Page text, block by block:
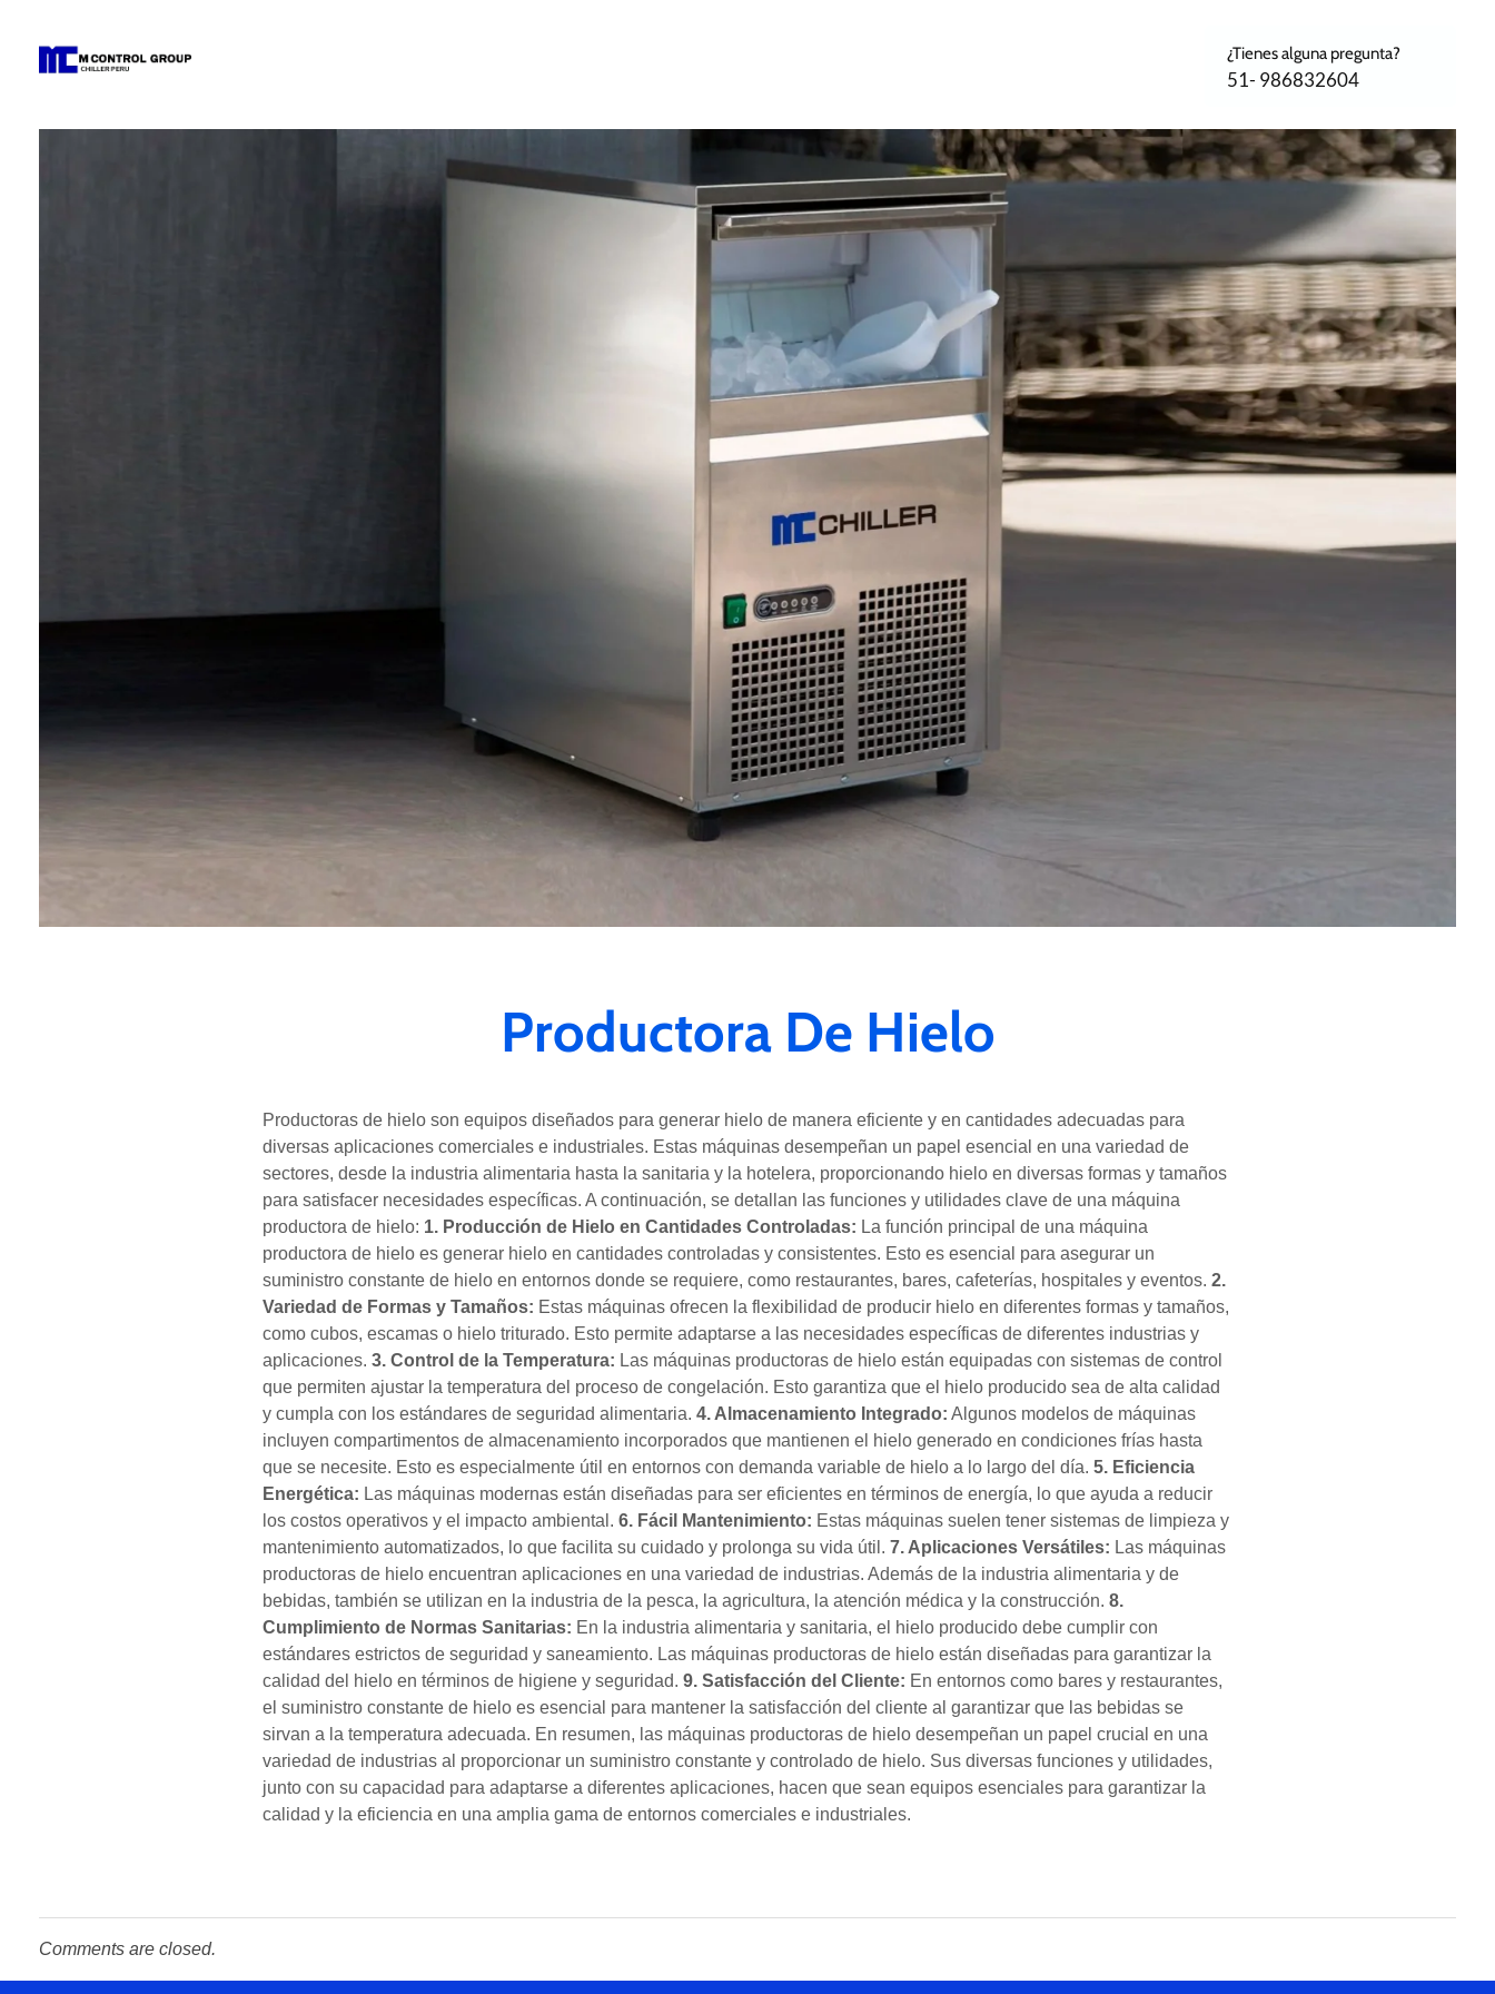
¿Tienes alguna pregunta?
51- 986832604
Productora De Hielo
Productoras de hielo son equipos diseñados para generar hielo de manera eficiente y en cantidades adecuadas para
diversas aplicaciones comerciales e industriales. Estas máquinas desempeñan un papel esencial en una variedad de
sectores, desde la industria alimentaria hasta la sanitaria y la hotelera, proporcionando hielo en diversas formas y tamaños
para satisfacer necesidades específicas. A continuación, se detallan las funciones y utilidades clave de una máquina
productora de hielo: 1. Producción de Hielo en Cantidades Controladas: La función principal de una máquina
productora de hielo es generar hielo en cantidades controladas y consistentes. Esto es esencial para asegurar un
suministro constante de hielo en entornos donde se requiere, como restaurantes, bares, cafeterías, hospitales y eventos.2.
Variedad de Formas y Tamaños: Estas máquinas ofrecen la flexibilidad de producir hielo en diferentes formas y tamaños,
como cubos, escamas o hielo triturado. Esto permite adaptarse a las necesidades específicas de diferentes industrias y
aplicaciones.3. Control de la Temperatura: Las máquinas productoras de hielo están equipadas con sistemas de control
que permiten ajustar la temperatura del proceso de congelación. Esto garantiza que el hielo producido sea de alta calidad
y cumpla con los estándares de seguridad alimentaria.4. Almacenamiento Integrado: Algunos modelos de máquinas
incluyen compartimentos de almacenamiento incorporados que mantienen el hielo generado en condiciones frías hasta
que se necesite. Esto es especialmente útil en entornos con demanda variable de hielo a lo largo del día.5. Eficiencia
Energética: Las máquinas modernas están diseñadas para ser eficientes en términos de energía, lo que ayuda a reducir
los costos operativos y el impacto ambiental.6. Fácil Mantenimiento: Estas máquinas suelen tener sistemas de limpieza y
mantenimiento automatizados, lo que facilita su cuidado y prolonga su vida útil.7. Aplicaciones Versátiles: Las máquinas
productoras de hielo encuentran aplicaciones en una variedad de industrias. Además de la industria alimentaria y de
bebidas, también se utilizan en la industria de la pesca, la agricultura, la atención médica y la construcción.8.
Cumplimiento de Normas Sanitarias: En la industria alimentaria y sanitaria, el hielo producido debe cumplir con
estándares estrictos de seguridad y saneamiento. Las máquinas productoras de hielo están diseñadas para garantizar la
calidad del hielo en términos de higiene y seguridad.9. Satisfacción del Cliente: En entornos como bares y restaurantes,
el suministro constante de hielo es esencial para mantener la satisfacción del cliente al garantizar que las bebidas se
sirvan a la temperatura adecuada. En resumen, las máquinas productoras de hielo desempeñan un papel crucial en una
variedad de industrias al proporcionar un suministro constante y controlado de hielo. Sus diversas funciones y utilidades,
junto con su capacidad para adaptarse a diferentes aplicaciones, hacen que sean equipos esenciales para garantizar la
calidad y la eficiencia en una amplia gama de entornos comerciales e industriales.
Comments are closed.